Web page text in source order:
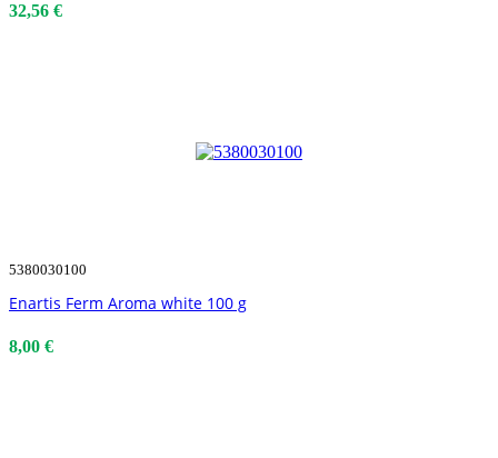
32,56 €
5380030100
Enartis Ferm Aroma white 100 g
8,00 €